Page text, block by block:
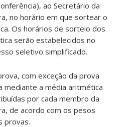
ao Secretário da
no horário em que sortear o
Os horários de sorteio dos
serão estabelecidos no
seletivo simplificado.
com exceção da prova
mediante a média aritmética
por cada membro da
de acordo com os pesos
provas.